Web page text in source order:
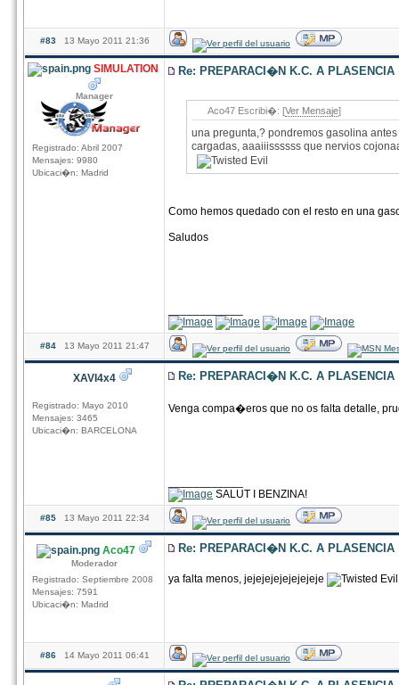
#83 13 Mayo 2011 21:36
SIMULATION
Manager
Registrado: Abril 2007
Mensajes: 9980
Ubicaci�n: Madrid
Re: PREPARACI�N K.C. A PLASENCIA
Aco47 Escribi�: [Ver Mensaje]
una pregunta,? pondremos gasolina
cargadas, aaaiiissssss que nervios
Como hemos quedado con el resto en una
Saludos
#84 13 Mayo 2011 21:47
XAVI4x4
Registrado: Mayo 2010
Mensajes: 3465
Ubicaci�n: BARCELONA
Re: PREPARACI�N K.C. A PLASENCIA
Venga compa�eros que no os falta detalle,
SALUT I BENZINA!
#85 13 Mayo 2011 22:34
Aco47
Moderador
Registrado: Septiembre 2008
Mensajes: 7591
Ubicaci�n: Madrid
Re: PREPARACI�N K.C. A PLASENCIA
ya falta menos, jejejejejejejejeje
#86 14 Mayo 2011 06:41